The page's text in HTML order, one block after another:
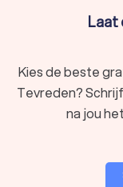
Laat
Kies de beste
Tevreden?
na jou